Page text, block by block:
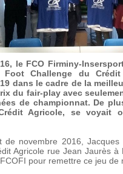
le FCO Firminy-
Foot Challenge du
dans le cadre de la
du fair-play avec
de championnat. De
Agricole, se voyait
de novembre 2016, Jacques
Agricole rue Jean Jaurès
pour remettre ce jeu de